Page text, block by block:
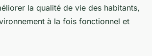
la qualité de vie des habitants,
à la fois fonctionnel et